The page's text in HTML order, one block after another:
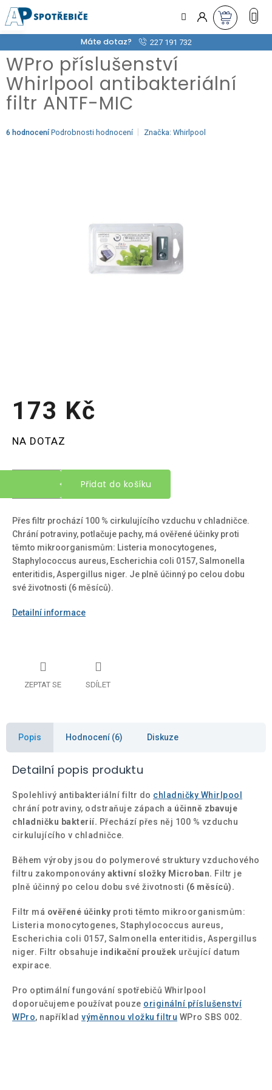
na
obsah
Máte dotaz? 227 191 732
WPro příslušenství
Whirlpool antibakteriální
filtr ANTF-MIC
Průměrné
6 hodnocení Podrobnosti hodnocení Značka: Whirlpool
173 Kč
cena:
NA DOTAZ
Přidat do košíku
Přes filtr prochází 100 % cirkulujícího vzduchu v chladničce.
Chrání potraviny, potlačuje pachy, má ověřené účinky proti
těmto mikroorganismům: Listeria monocytogenes,
Staphylococcus aureus, Escherichia coli 0157, Salmonella
enteritidis, Aspergillus niger. Je plně účinný po celou dobu
své životnosti (6 měsíců).
Detailní informace
ZEPTAT SE SDÍLET
Popis Hodnocení (6) Diskuze
Detailní popis produktu
Spolehlivý antibakteriální filtr do chladničky Whirlpool
chrání potraviny, odstraňuje zápach a účinně zbavuje
chladničku bakterií. Přechází přes něj 100 % vzduchu
cirkulujícího v chladničce.
Během výroby jsou do polymerové struktury vzduchového
filtru zakomponovány aktivní složky Microban. Filtr je
plně účinný po celou dobu své životnosti (6 měsíců).
Filtr má ověřené účinky proti těmto mikroorganismům:
Listeria monocytogenes, Staphylococcus aureus,
Escherichia coli 0157, Salmonella enteritidis, Aspergillus
niger. Filtr obsahuje indikační proužek určující datum
expirace.
Pro optimální fungování spotřebičů Whirlpool
doporučujeme používat pouze originální příslušenství
WPro, například výměnnou vložku filtru WPro SBS 002.